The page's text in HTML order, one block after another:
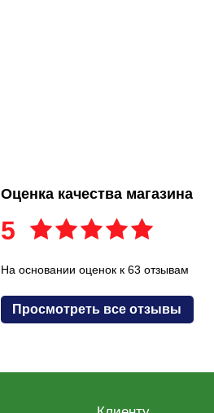
Оценка качества магазина
5
На основании оценок к 63 отзывам
Просмотреть все отзывы